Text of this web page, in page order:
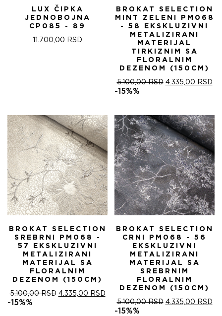
LUX ČIPKA
JEDNOBOJNA
CP085 - 89
11.700,00 RSD
BROKAT SELECTION
MINT ZELENI PM068
- 58 EKSKLUZIVNI
METALIZIRANI
MATERIJAL
TIRKIZNIM SA
FLORALNIM
DEZENOM (150CM)
5.100,00RSD ОРИГИНАЛНА
5.100,00 RSD.
4.335,00 RSD
-15%%
BROKAT SELECTION
SREBRNI PM068 -
57 EKSKLUZIVNI
METALIZIRANI
MATERIJAL SA
FLORALNIM
DEZENOM (150CM)
5.100,00RSD ОРИГИНАЛНА
4.335,00 RSDТРЕНУТНА
ЦЕНА
-15%%
BROKAT SELECTION
CRNI PM068 - 56
EKSKLUZIVNI
METALIZIRANI
MATERIJAL SA
SREBRNIM
FLORALNIM
DEZENOM (150CM)
5.100,00RSD ОРИГИНАЛНА
4.335,00 RSD
-15%%